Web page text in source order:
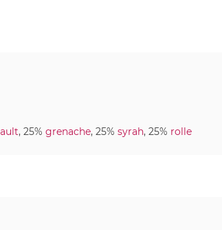
, 25% grenache, 25% syrah, 25% rolle